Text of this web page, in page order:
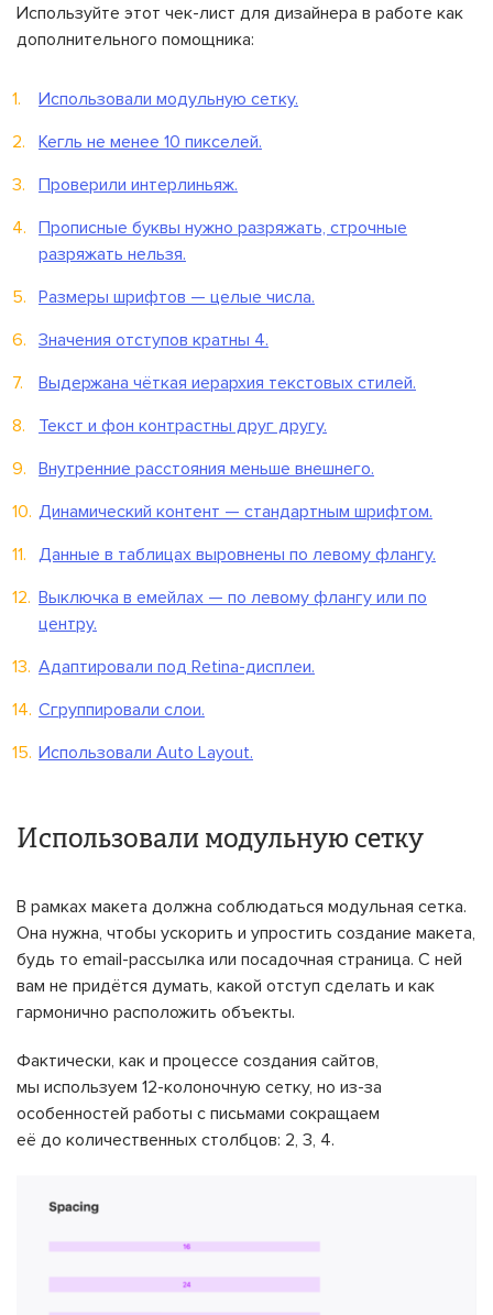
Используйте этот чек-лист для дизайнера в работе как
дополнительного помощника:
Использовали модульную сетку.
Кегль не менее 10 пикселей.
Проверили интерлиньяж.
Прописные буквы нужно разряжать, строчные
разряжать нельзя.
Размеры шрифтов — целые числа.
Значения отступов кратны 4.
Выдержана чёткая иерархия текстовых стилей.
Текст и фон контрастны друг другу.
Внутренние расстояния меньше внешнего.
Динамический контент — стандартным шрифтом.
Данные в таблицах выровнены по левому флангу.
Выключка в емейлах — по левому флангу или по
центру.
Адаптировали под Retina-дисплеи.
Сгруппировали слои.
Использовали Auto Layout.
Использовали модульную сетку
В рамках макета должна соблюдаться модульная сетка.
Она нужна, чтобы ускорить и упростить создание макета,
будь то email-рассылка или посадочная страница. С ней
вам не придётся думать, какой отступ сделать и как
гармонично расположить объекты.
Фактически, как и процессе создания сайтов,
мы используем 12-колоночную сетку, но из-за
особенностей работы с письмами сокращаем
её до количественных столбцов: 2, 3, 4.